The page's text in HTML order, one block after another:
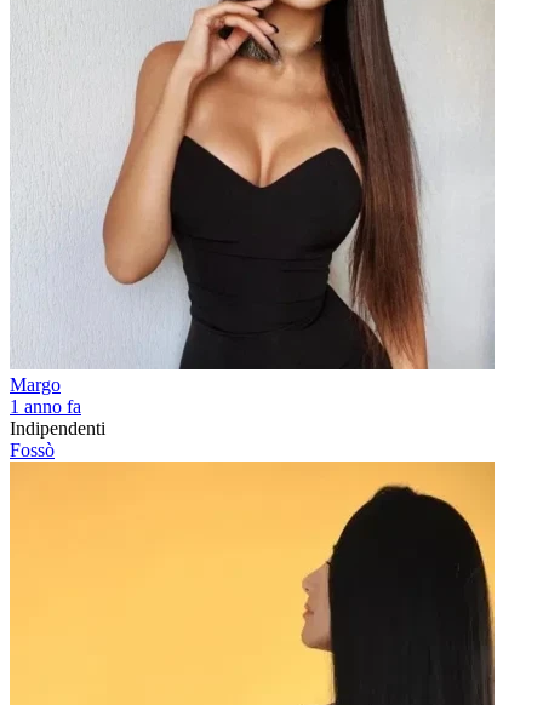
Margo
1 anno fa
Indipendenti
Fossò